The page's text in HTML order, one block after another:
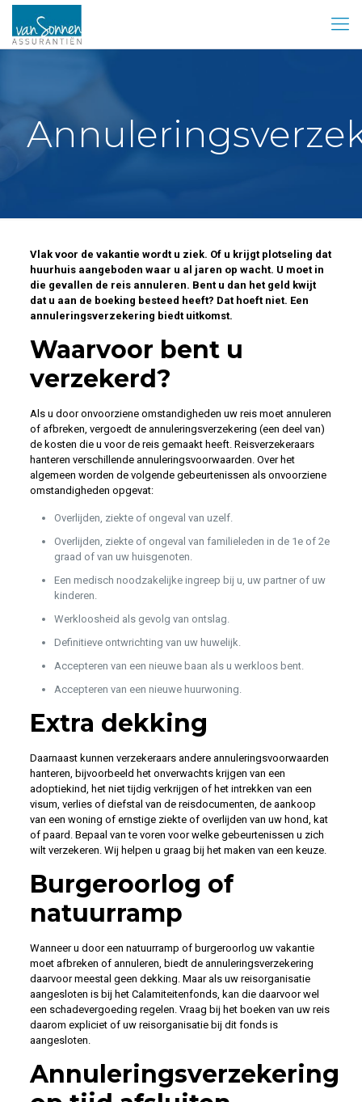
Vlak voor de vakantie wordt u ziek. Of u krijgt plotseling dat
huurhuis aangeboden waar u al jaren op wacht. U moet in
die gevallen de reis annuleren. Bent u dan het geld kwijt
dat u aan de boeking besteed heeft? Dat hoeft niet. Een
annuleringsverzekering biedt uitkomst.
Waarvoor bent u
verzekerd?
Als u door onvoorziene omstandigheden uw reis moet annuleren
of afbreken, vergoedt de annuleringsverzekering (een deel van)
de kosten die u voor de reis gemaakt heeft. Reisverzekeraars
hanteren verschillende annuleringsvoorwaarden. Over het
algemeen worden de volgende gebeurtenissen als onvoorziene
omstandigheden opgevat:
Overlijden, ziekte of ongeval van uzelf.
Overlijden, ziekte of ongeval van familieleden in de 1e of 2e
graad of van uw huisgenoten.
Een medisch noodzakelijke ingreep bij u, uw partner of uw
kinderen.
Werkloosheid als gevolg van ontslag.
Definitieve ontwrichting van uw huwelijk.
Accepteren van een nieuwe baan als u werkloos bent.
Accepteren van een nieuwe huurwoning.
Extra dekking
Daarnaast kunnen verzekeraars andere annuleringsvoorwaarden
hanteren, bijvoorbeeld het onverwachts krijgen van een
adoptiekind, het niet tijdig verkrijgen of het intrekken van een
visum, verlies of diefstal van de reisdocumenten, de aankoop
van een woning of ernstige ziekte of overlijden van uw hond, kat
of paard. Bepaal van te voren voor welke gebeurtenissen u zich
wilt verzekeren. Wij helpen u graag bij het maken van een keuze.
Burgeroorlog of
natuurramp
Wanneer u door een natuurramp of burgeroorlog uw vakantie
moet afbreken of annuleren, biedt de annuleringsverzekering
daarvoor meestal geen dekking. Maar als uw reisorganisatie
aangesloten is bij het Calamiteitenfonds, kan die daarvoor wel
een schadevergoeding regelen. Vraag bij het boeken van uw reis
daarom expliciet of uw reisorganisatie bij dit fonds is
aangesloten.
Annuleringsverzekering